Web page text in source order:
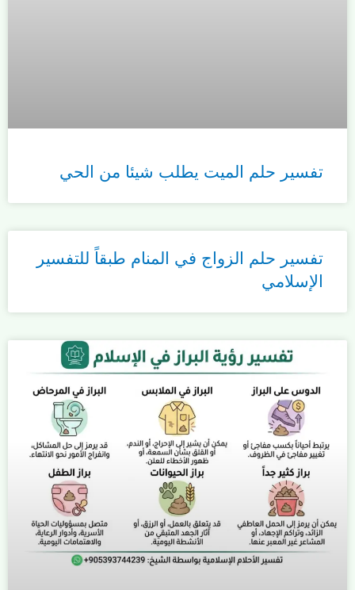
تفسير حلم الميت يطلب شيئا من الحي
تفسير حلم الزواج في المنام طبقاً للتفسير
الإسلامي